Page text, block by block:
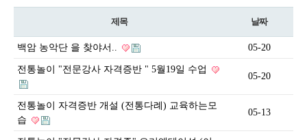
제목 날짜
백암 농악단 을 찾야서.. 05-20
전통놀이 "전문강사 자격증반 " 5월19일 수업
05-20
전통놀이 자격증반 개설 (전통다례) 교육하는모
습
05-13